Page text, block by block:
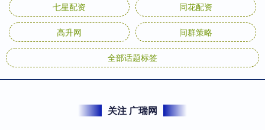
七星配资 同花配资
高升网 间群策略
全部话题标签
关注 广瑞网